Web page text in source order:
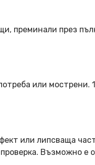
преминали през
или мострени.
или липсваща
Възможно е